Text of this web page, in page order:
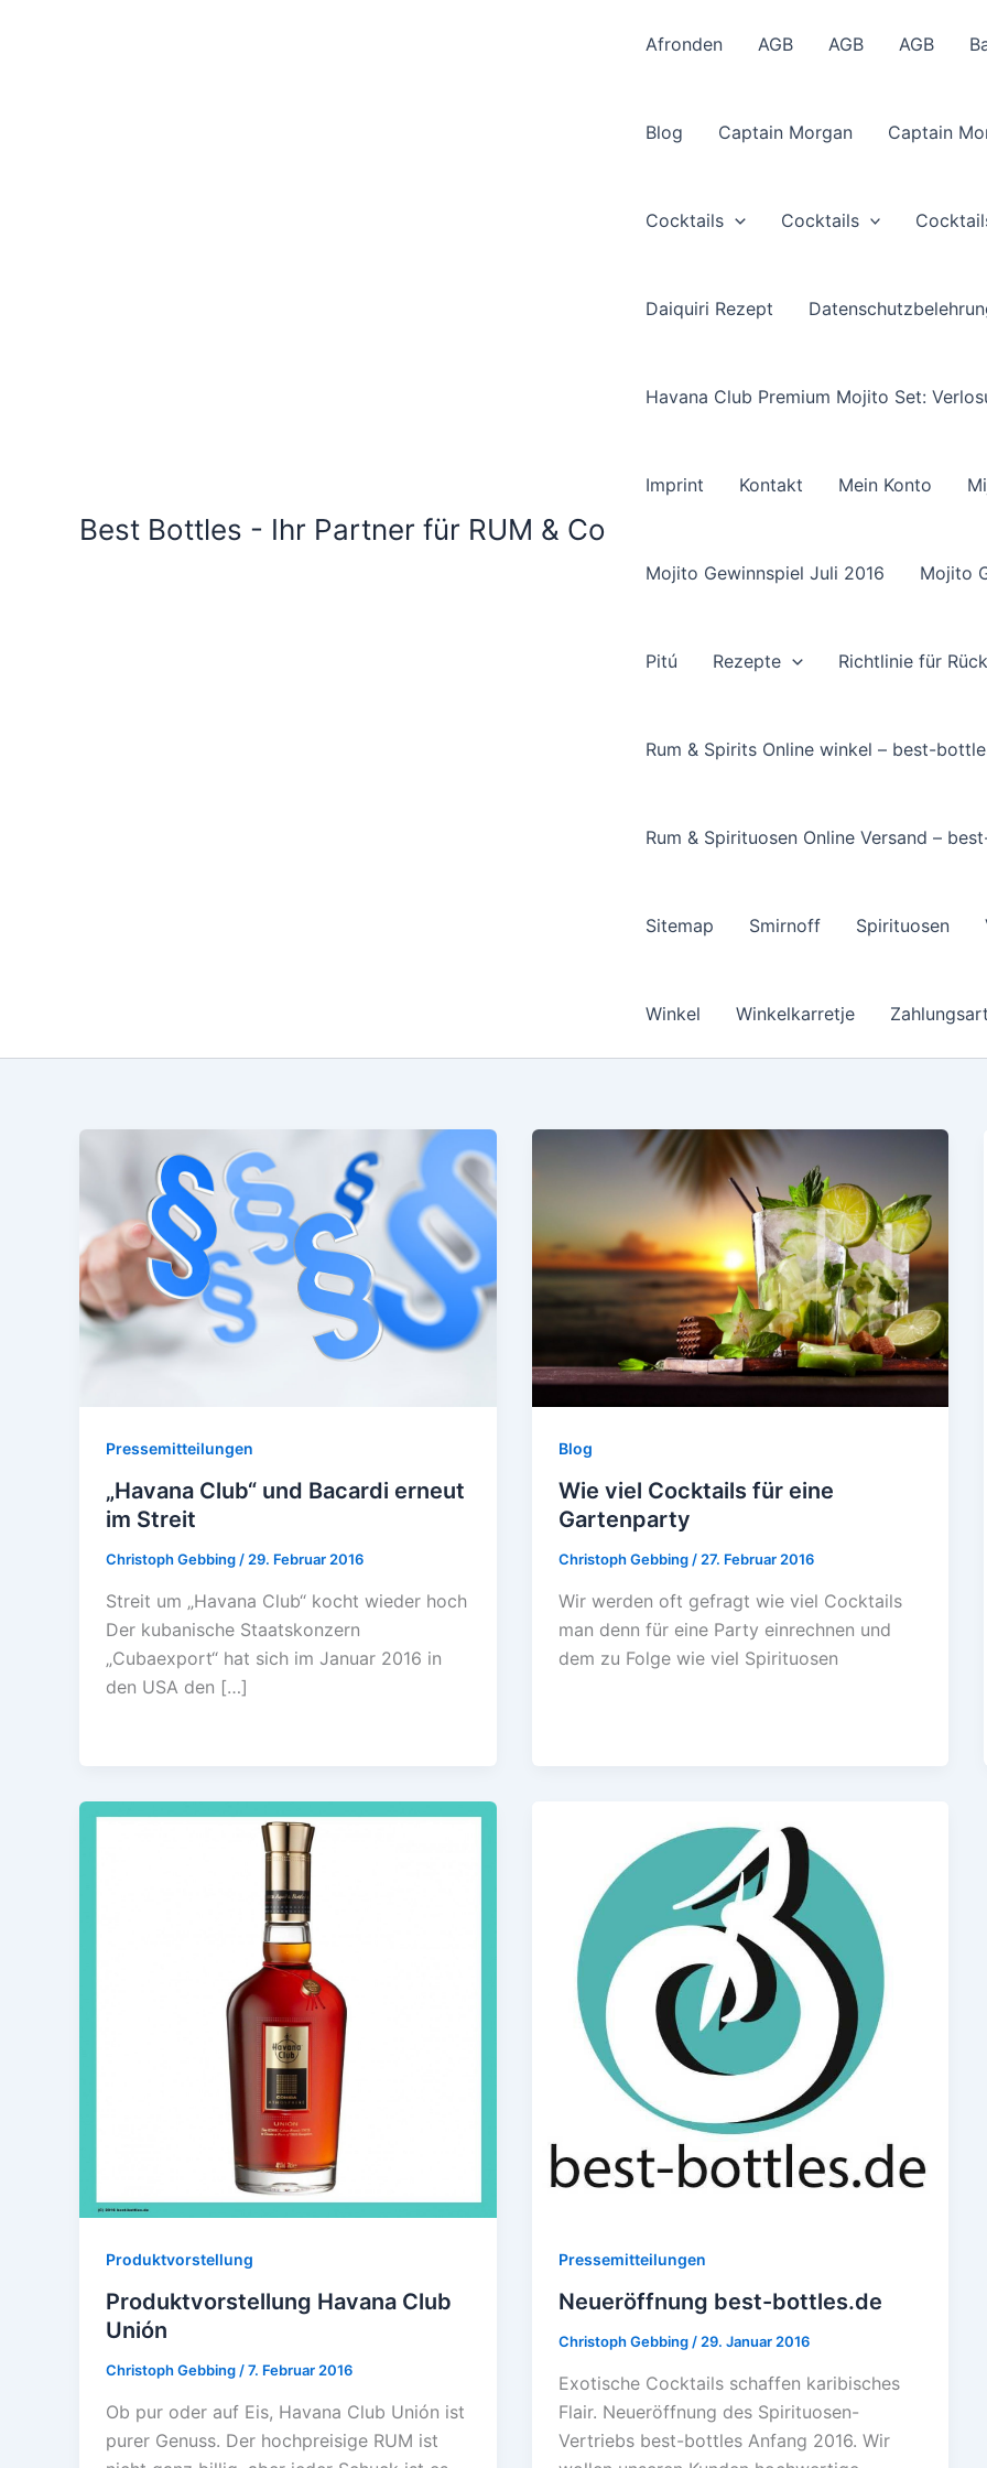
Best Bottles - Ihr Partner für RUM & Co
Afronden AGB AGB AGB
Blog Captain Morgan Captain
Cocktails Cocktails
Daiquiri Rezept
Havana Club Premium Mojito Set:
Imprint Kontakt Mein Konto
Mojito Gewinnspiel Juli 2016 Mojito
Pitú Rezepte Richtlinie für
Rum & Spirits Online winkel – best-
Rum & Spirituosen Online Versand –
Sitemap Smirnoff Spirituosen
Winkel Winkelkarretje
Pressemitteilungen
„Havana Club“ und Bacardi erneut
im Streit
Christoph Gebbing/29. Februar 2016
Streit um „Havana Club“ kocht wieder hoch
Der kubanische Staatskonzern
„Cubaexport“ hat sich im Januar 2016 in
den USA den […]
Blog
Wie viel Cocktails für eine
Gartenparty
Christoph Gebbing / 27. Februar 2016
Wir werden oft gefragt wie viel Cocktails
man denn für eine Party einrechnen und
dem zu Folge wie viel Spirituosen
Produktvorstellung
Produktvorstellung Havana Club
Unión
Christoph Gebbing /7. Februar 2016
Ob pur oder auf Eis, Havana Club Unión ist
purer Genuss. Der hochpreisige RUM ist
Pressemitteilungen
Neueröffnung best-bottles.de
Christoph Gebbing / 29. Januar 2016
Exotische Cocktails schaffen karibisches
Flair. Neueröffnung des Spirituosen-
Vertriebs best-bottles Anfang 2016. Wir